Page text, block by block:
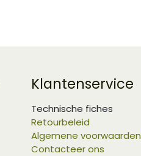
Klantenservice
Technische fiches
Retourbeleid
Algemene voorwaarden
Contacteer ons